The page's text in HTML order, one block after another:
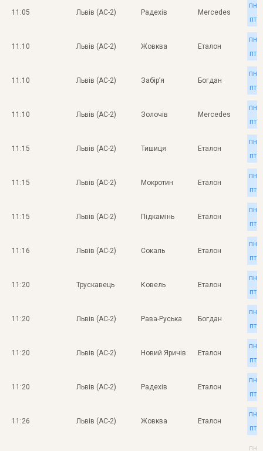
11:05 Львів (АС-2) Радехів Mercedes
пн
пт
11:10 Львів (АС-2) Жовква Еталон
пн
пт
11:10 Львів (АС-2) Забір’я Богдан
пн
пт
11:10 Львів (АС-2) Золочів Mercedes
пн
пт
11:15 Львів (АС-2) Тишиця Еталон
пн
пт
11:15 Львів (АС-2) Мокротин Еталон
пн
пт
11:15 Львів (АС-2) Підкамінь Еталон
пн
пт
11:16 Львів (АС-2) Сокаль Еталон
пн
пт
11:20 Трускавець Ковель Еталон
пн
пт
11:20 Львів (АС-2) Рава-Руська Богдан
пн
пт
11:20 Львів (АС-2) Новий Яричів Еталон
пн
пт
11:20 Львів (АС-2) Радехів Еталон
пн
пт
11:26 Львів (АС-2) Жовква Еталон
пн
пт
пн